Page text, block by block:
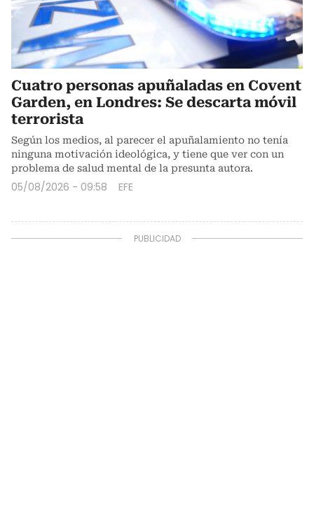
Cuatro personas apuñaladas en Covent
Garden, en Londres: Se descarta móvil
terrorista
Según los medios, al parecer el apuñalamiento no tenía
ninguna motivación ideológica, y tiene que ver con un
problema de salud mental de la presunta autora.
05/08/2026 - 09:58 EFE